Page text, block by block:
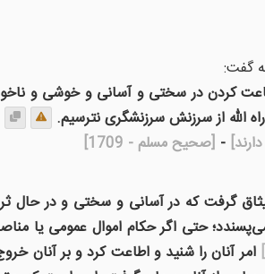
گفت:
کردن در سختی و آسانی و خوشی و
الله از سرزنش سرزنشگری نترسیم.
- [صحیح مسلم - 1709]
گرفت که در آسانی و سختی و در حال
حتی اگر حکام اموال عمومی یا
امر آنان را شنید و اطاعت کرد و بر آنان